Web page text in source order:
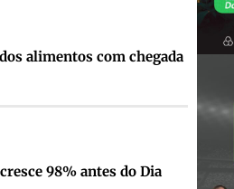
alimentos com chegada
98% antes do Dia